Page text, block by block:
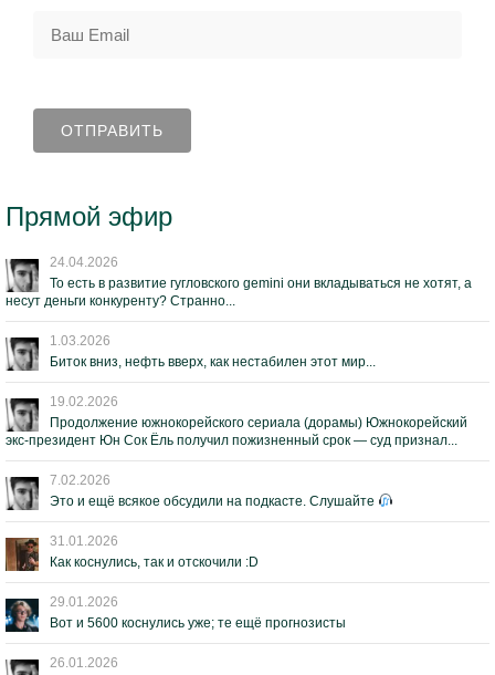
Прямой эфир
24.04.2026
То есть в развитие гугловского gemini они вкладываться не хотят, а
несут деньги конкуренту? Странно...
1.03.2026
Биток вниз, нефть вверх, как нестабилен этот мир...
19.02.2026
Продолжение южнокорейского сериала (дорамы) Южнокорейский
экс-президент Юн Сок Ёль получил пожизненный срок — суд признал...
7.02.2026
Это и ещё всякое обсудили на подкасте. Слушайте
31.01.2026
Как коснулись, так и отскочили :D
29.01.2026
Вот и 5600 коснулись уже; те ещё прогнозисты
26.01.2026